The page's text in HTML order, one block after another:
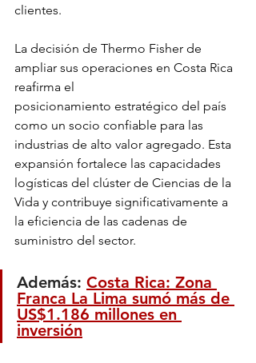
clientes.
La decisión de Thermo Fisher de
ampliar sus operaciones en Costa Rica
reafirma el
posicionamiento estratégico del país
como un socio confiable para las
industrias de alto valor agregado. Esta
expansión fortalece las capacidades
logísticas del clúster de Ciencias de la
Vida y contribuye significativamente a
la eficiencia de las cadenas de
suministro del sector.
Además: Costa Rica: Zona
Franca La Lima sumó más de
US$1.186 millones en
inversión